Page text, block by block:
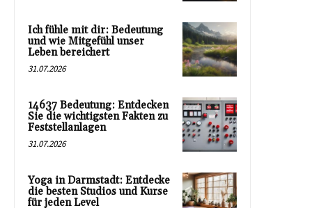
Ich fühle mit dir: Bedeutung
und wie Mitgefühl unser
Leben bereichert
31.07.2026
14637 Bedeutung: Entdecken
Sie die wichtigsten Fakten zu
Feststellanlagen
31.07.2026
Yoga in Darmstadt: Entdecke
die besten Studios und Kurse
für jeden Level